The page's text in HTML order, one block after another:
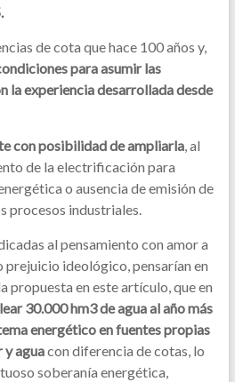
de cota que hace 100 años y,
para asumir las
la experiencia desarrollada desde
con posibilidad de ampliarla, al
de la electrificación para
o ausencia de emisión de
procesos industriales.
al pensamiento con amor a
ideológico, pensarían en
propuesta en este artículo, que en
30.000 hm3 de agua al año más
energético en fuentes propias
y aguacon diferencia de cotas, lo
soberanía energética,